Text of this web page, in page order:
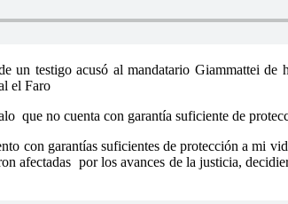
un testigo acusó al mandatario Giammattei
el Faro
que no cuenta con garantía suficiente de
con garantías suficientes de protección a mi
afectadas por los avances de la justicia,